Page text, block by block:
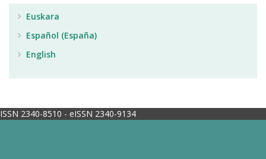
Euskara
Español (España)
English
ISSN 2340-8510 - eISSN 2340-9134